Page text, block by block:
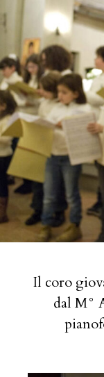
Il coro
dal M°